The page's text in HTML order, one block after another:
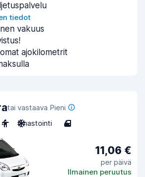
tiedot
vakuus
ajokilometrit
tai vastaava Pieni
4 Ilmastointi 4
11,06 €
per päivä
Ilmainen peruutus